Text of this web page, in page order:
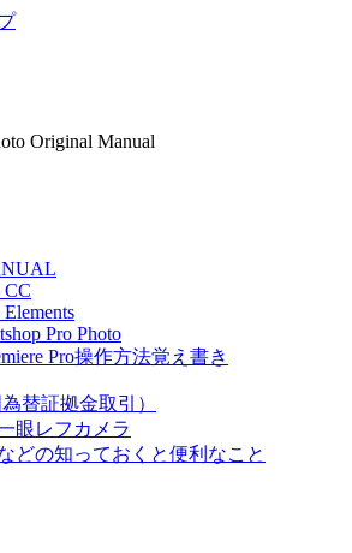
Original Manual
CC
Pro Photo
Pro操作方法覚え書き
替証拠金取引）
眼レフカメラ
どの知っておくと便利なこと